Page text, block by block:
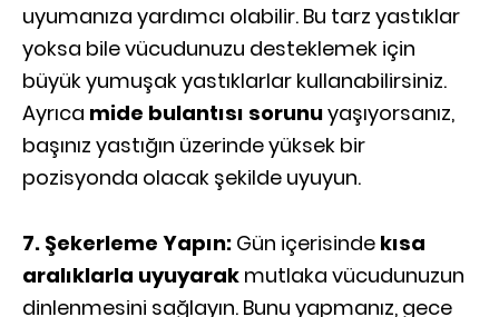
uyumanıza yardımcı olabilir. Bu tarz yastıklar
yoksa bile vücudunuzu desteklemek için
büyük yumuşak yastıklarlar kullanabilirsiniz.
Ayrıca mide bulantısı sorunuyaşıyorsanız,
başınız yastığın üzerinde yüksek bir
pozisyonda olacak şekilde uyuyun.
7. Şekerleme Yapın: Gün içerisinde kısa
aralıklarla uyuyarak mutlaka vücudunuzun
dinlenmesini sağlayın. Bunu yapmanız, gece